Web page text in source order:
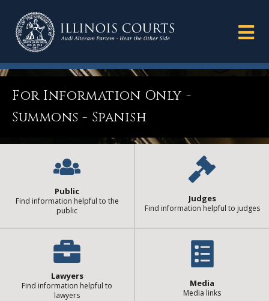
For Information Only -
Summons - Spanish
Public
Find information helpful to the
public
Judges
Find information helpful to judges
Lawyers
Find information helpful to
lawyers
Media
Media links